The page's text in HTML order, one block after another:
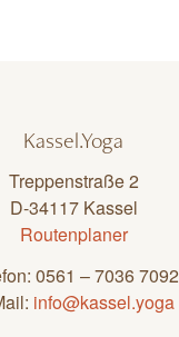
Kassel.Yoga
Treppenstraße 2
D-34117 Kassel
Routenplaner
0561 – 7036 7092
info@kassel.yoga